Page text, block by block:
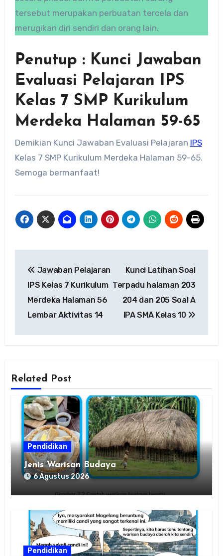
tersebut merupakan perbuatan tercela dan
merugikan diri sendiri dan orang lain.
Penutup : Kunci Jawaban
Evaluasi Pelajaran IPS
Kelas 7 SMP Kurikulum
Merdeka Halaman 59-65
Demikian Kunci Jawaban Evaluasi Pelajaran IPS
Kelas 7 SMP Kurikulum Merdeka Halaman 59-65.
Semoga bermanfaat!
pos
Jawaban Pelajaran
IPS Kelas 7 Kurikulum
Merdeka Halaman 56
Lembar Aktivitas 14
Kunci Latihan Soal
Terpadu halaman 203
204 dan 205 Soal A
IPA SMA Kelas 10
Related Post
Pendidikan
Jenis Warisan Budaya
6 Agustus 2026
Pendidikan